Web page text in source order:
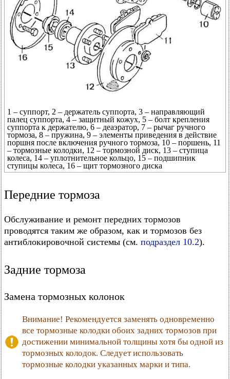
1 – суппорт, 2 – держатель суппорта, 3 – направляющий
палец суппорта, 4 – защитный кожух, 5 – болт крепления
суппорта к держателю, 6 – деаэратор, 7 – рычаг ручного
тормоза, 8 – пружина, 9 – элементы приведения в действие
поршня после включения ручного тормоза, 10 – поршень, 11
– тормозные колодки, 12 – тормозной диск, 13 – ступица
колеса, 14 – уплотнительное кольцо, 15 – подшипник
ступицы колеса, 16 – щит тормозного диска
Передние тормоза
Обслуживание и ремонт передних тормозов
проводятся таким же образом, как и тормозов без
антиблокировочной системы (см. подраздел 10.2).
Задние тормоза
Замена тормозных колонок
Внимание! Рекомендуется заменять одновременно
все тормозные колодки обоих задних тормозов при
достижении минимальной толщины хотя бы одной из
тормозных колодок. Следует использовать
тормозные колодки указанных марки и типа.